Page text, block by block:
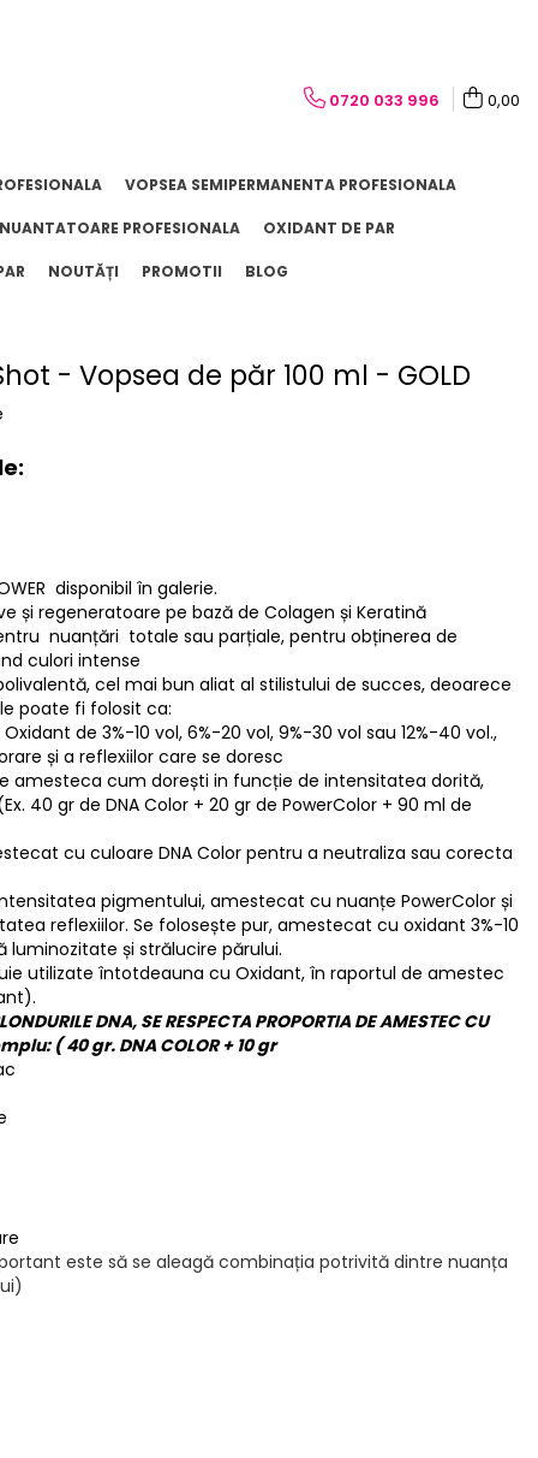
0720 033 996 0,00
VOPSEA SEMIPERMANENTA PROFESIONALA
PROFESIONALA OXIDANT DE PAR
NOUTĂȚI PROMOTII BLOG
- Vopsea de păr 100 ml - GOLD
disponibil în galerie.
și regeneratoare pe bază de Colagen și Keratină
nuanțări totale sau parțiale, pentru obținerea de
culori intense
cel mai bun aliat al stilistului de succes, deoarece
poate fi folosit ca:
de 3%-10 vol, 6%-20 vol, 9%-30 vol sau 12%-40 vol.,
și a reflexiilor care se doresc
amesteca cum dorești in funcție de intensitatea dorită,
40 gr de DNA Color + 20 gr de PowerColor + 90 ml de
cu culoare DNA Color pentru a neutraliza sau corecta
pigmentului, amestecat cu nuanțe PowerColor și
reflexiilor. Se folosește pur, amestecat cu oxidant 3%-10
luminozitate și strălucire părului.
utilizate întotdeauna cu Oxidant, în raportul de amestec
DNA, SE RESPECTA PROPORTIA DE AMESTEC CU
( 40 gr. DNA COLOR + 10 gr
este să se aleagă combinația potrivită dintre nuanța